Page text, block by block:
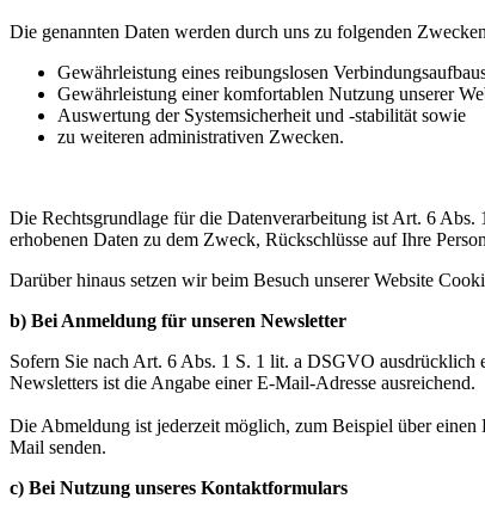
Die genannten Daten werden durch uns zu folgenden
Gewährleistung eines reibungslosen
Gewährleistung einer komfortablen Nutzung unserer
Auswertung der Systemsicherheit und -stabilität sowie
zu weiteren administrativen Zwecken.
Die Rechtsgrundlage für die Datenverarbeitung ist Art. 6
erhobenen Daten zu dem Zweck, Rückschlüsse auf Ihre
Darüber hinaus setzen wir beim Besuch unserer Website
b) Bei Anmeldung für unseren Newsletter
Sofern Sie nach Art. 6 Abs. 1 S. 1 lit. a DSGVO ausdrücklich
Newsletters ist die Angabe einer E-Mail-Adresse ausreichend.
Die Abmeldung ist jederzeit möglich, zum Beispiel über
Mail senden.
c) Bei Nutzung unseres Kontaktformulars